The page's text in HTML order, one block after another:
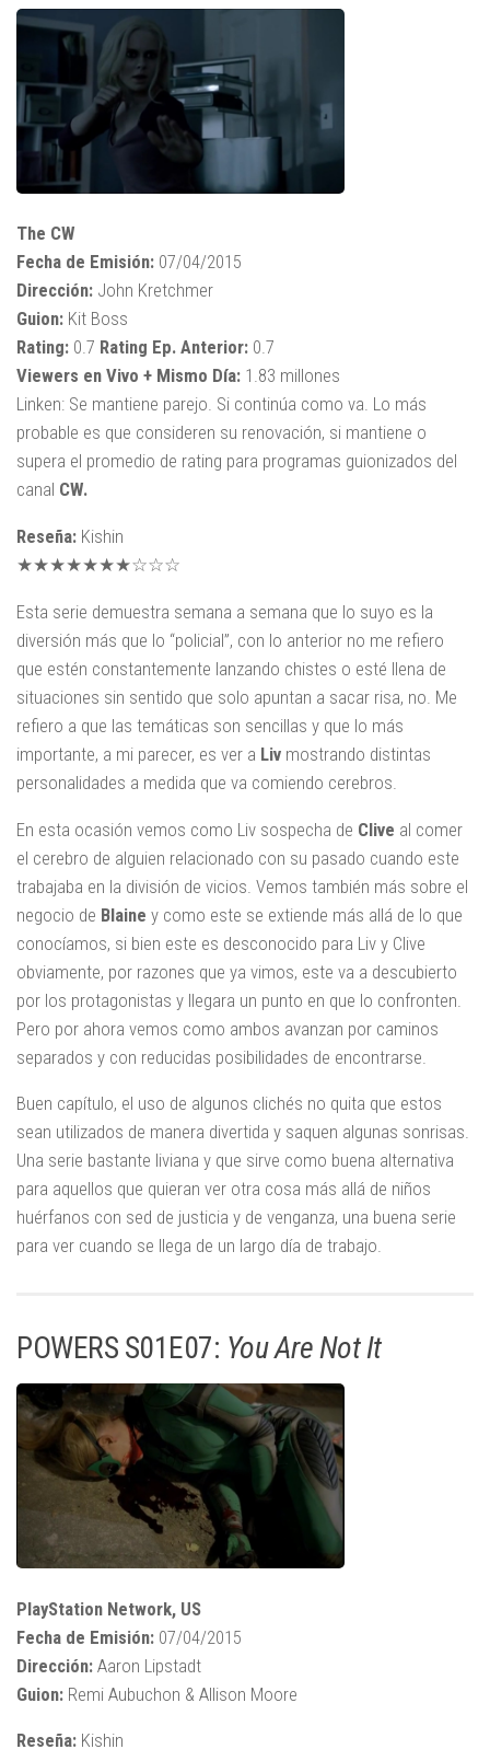
The CW
Fecha de Emisión: 07/04/2015
Dirección: John Kretchmer
Guion: Kit Boss
Rating: 0.7 Rating Ep. Anterior: 0.7
Viewers en Vivo + Mismo Día: 1.83 millones
Linken: Se mantiene parejo. Si continúa como va. Lo más
probable es que consideren su renovación, si mantiene o
supera el promedio de rating para programas guionizados del
canal CW.
Reseña: Kishin
★★★★★★★☆☆☆
Esta serie demuestra semana a semana que lo suyo es la
diversión más que lo “policial”, con lo anterior no me refiero
que estén constantemente lanzando chistes o esté llena de
situaciones sin sentido que solo apuntan a sacar risa, no. Me
refiero a que las temáticas son sencillas y que lo más
importante, a mi parecer, es ver a Liv mostrando distintas
personalidades a medida que va comiendo cerebros.
En esta ocasión vemos como Liv sospecha de Clive al comer
el cerebro de alguien relacionado con su pasado cuando este
trabajaba en la división de vicios. Vemos también más sobre el
negocio de Blaine y como este se extiende más allá de lo que
conocíamos, si bien este es desconocido para Liv y Clive
obviamente, por razones que ya vimos, este va a descubierto
por los protagonistas y llegara un punto en que lo confronten.
Pero por ahora vemos como ambos avanzan por caminos
separados y con reducidas posibilidades de encontrarse.
Buen capítulo, el uso de algunos clichés no quita que estos
sean utilizados de manera divertida y saquen algunas sonrisas.
Una serie bastante liviana y que sirve como buena alternativa
para aquellos que quieran ver otra cosa más allá de niños
huérfanos con sed de justicia y de venganza, una buena serie
para ver cuando se llega de un largo día de trabajo.
POWERS S01E07: You Are Not It
PlayStation Network, US
Fecha de Emisión: 07/04/2015
Dirección: Aaron Lipstadt
Guion: Remi Aubuchon & Allison Moore
Reseña: Kishin